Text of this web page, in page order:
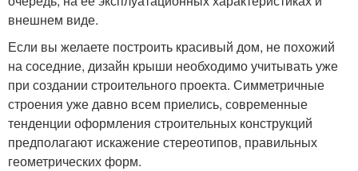
внешнем виде.
Если вы желаете построить красивый дом, не похожий
на соседние, дизайн крыши необходимо учитывать уже
при создании строительного проекта. Симметричные
строения уже давно всем приелись, современные
тенденции оформления строительных конструкций
предполагают искажение стереотипов, правильных
геометрических форм.